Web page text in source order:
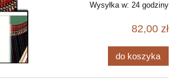
Wysyłka w: 24 godziny
82,00 zł
do koszyka